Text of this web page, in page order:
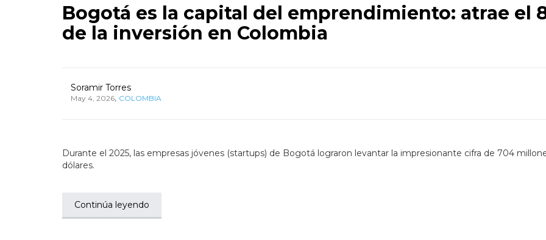
Bogotá es la capital del emprendimiento: atrae el
de la inversión en Colombia
Soramir Torres
May 4, 2026, COLOMBIA
Durante el 2025, las empresas jóvenes (startups) de Bogotá lograron levantar la impresionante cifra de 704
dólares.
Continúa leyendo